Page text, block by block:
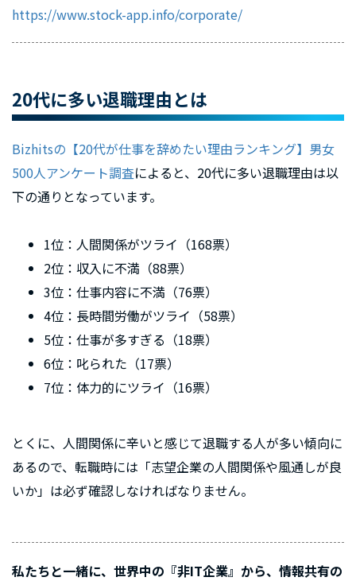
https://www.stock-app.info/corporate/
20代に多い退職理由とは
Bizhitsの【20代が仕事を辞めたい理由ランキング】男女
500人アンケート調査によると、20代に多い退職理由は以
下の通りとなっています。
1位：人間関係がツライ（168票）
2位：収入に不満（88票）
3位：仕事内容に不満（76票）
4位：長時間労働がツライ（58票）
5位：仕事が多すぎる（18票）
6位：叱られた（17票）
7位：体力的にツライ（16票）
とくに、人間関係に辛いと感じて退職する人が多い傾向に
あるので、転職時には「志望企業の人間関係や風通しが良
いか」は必ず確認しなければなりません。
私たちと一緒に、世界中の『非IT企業』から、情報共有の